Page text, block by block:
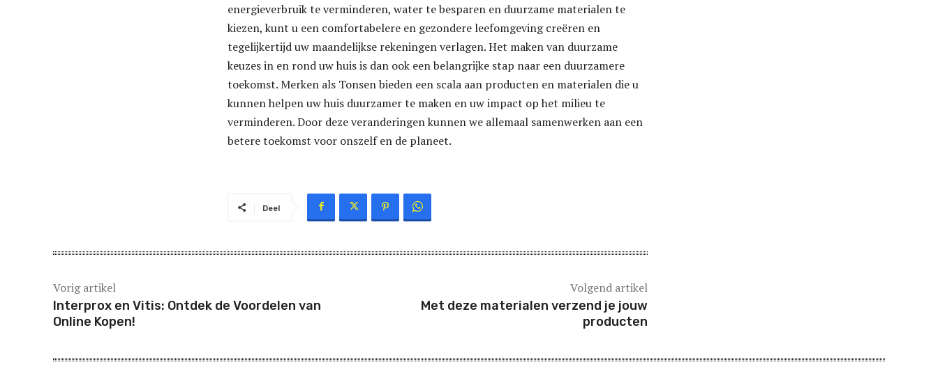
energieverbruik te verminderen, water te besparen en duurzame materialen te
kiezen, kunt u een comfortabelere en gezondere leefomgeving creëren en
tegelijkertijd uw maandelijkse rekeningen verlagen. Het maken van duurzame
keuzes in en rond uw huis is dan ook een belangrijke stap naar een duurzamere
toekomst. Merken als Tonsen bieden een scala aan producten en materialen die u
kunnen helpen uw huis duurzamer te maken en uw impact op het milieu te
verminderen. Door deze veranderingen kunnen we allemaal samenwerken aan een
betere toekomst voor onszelf en de planeet.
Deel
Vorig artikel
Interprox en Vitis: Ontdek de Voordelen van
Online Kopen!
Volgend artikel
Met deze materialen verzend je jouw
producten